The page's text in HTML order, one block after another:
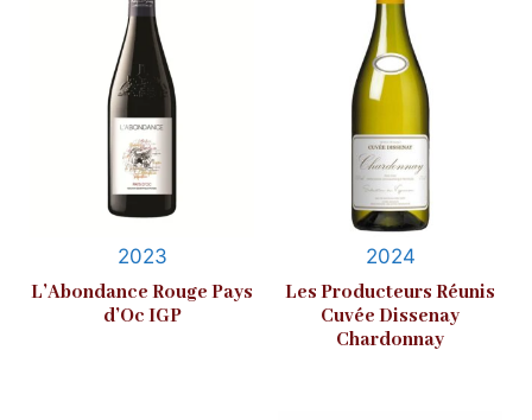
2023
L’Abondance Rouge Pays
d’Oc IGP
2024
Les Producteurs Réunis
Cuvée Dissenay
Chardonnay